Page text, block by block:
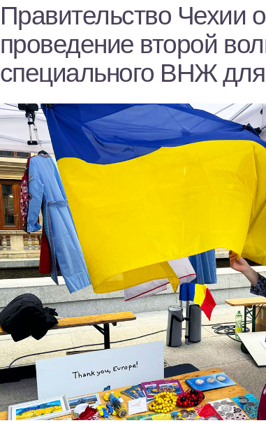
Правительство Чехии
проведение второй
специального ВНЖ